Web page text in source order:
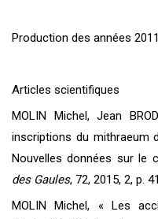
Production des années
Articles scientifiques
MOLIN Michel, Jean
inscriptions du mithraeum
Nouvelles données sur le
des Gaules, 72, 2015, 2, p.
MOLIN Michel, « Les